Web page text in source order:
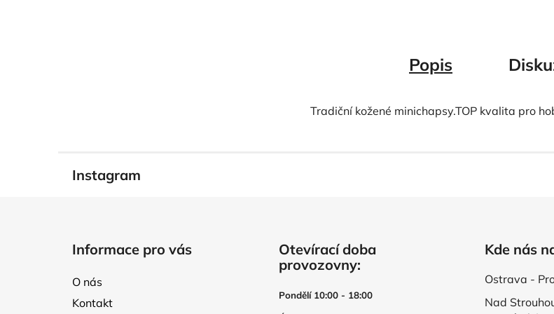
Popis
Tradiční kožené minichapsy.TOP kvalita pro
Instagram
Informace pro vás
O nás
Kontakt
Otevírací doba
provozovny:
Pondělí 10:00 - 18:00
Kde nás
Ostrava -
Nad